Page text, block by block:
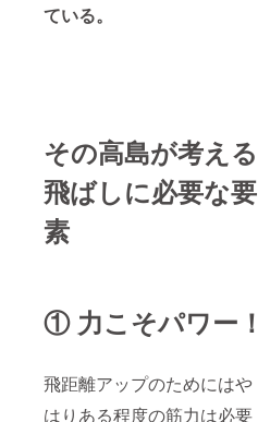
ている。
その高島が考える
飛ばしに必要な要
素
① 力こそパワー！
飛距離アップのためにはや
はりある程度の筋力は必要